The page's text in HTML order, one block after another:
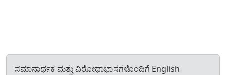
ಸಮಾನಾರ್ಥಕ ಮತ್ತು ವಿರೋಧಾಭಾಸಗಳೊಂದಿಗೆ English